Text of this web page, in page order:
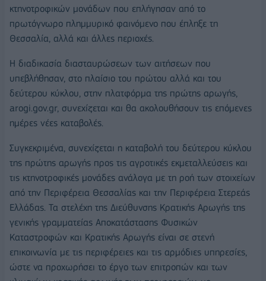
κτηνοτροφικών μονάδων που επλήγησαν από το
πρωτόγνωρο πλημμυρικό φαινόμενο που έπληξε τη
Θεσσαλία, αλλά και άλλες περιοχές.
Η διαδικασία διασταυρώσεων των αιτήσεων που
υπεβλήθησαν, στο πλαίσιο του πρώτου αλλά και του
δεύτερου κύκλου, στην πλατφόρμα της πρώτης αρωγής,
arogi.gov.gr, συνεχίζεται και θα ακολουθήσουν τις επόμενες
ημέρες νέες καταβολές.
Συγκεκριμένα, συνεχίζεται η καταβολή του δεύτερου κύκλου
της πρώτης αρωγής προς τις αγροτικές εκμεταλλεύσεις και
τις κτηνοτροφικές μονάδες ανάλογα με τη ροή των στοιχείων
από την Περιφέρεια Θεσσαλίας και την Περιφέρεια Στερεάς
Ελλάδας. Τα στελέχη της Διεύθυνσης Κρατικής Αρωγής της
γενικής γραμματείας Αποκατάστασης Φυσικών
Καταστροφών και Κρατικής Αρωγής είναι σε στενή
επικοινωνία με τις περιφέρειες και τις αρμόδιες υπηρεσίες,
ώστε να προχωρήσει το έργο των επιτροπών και των